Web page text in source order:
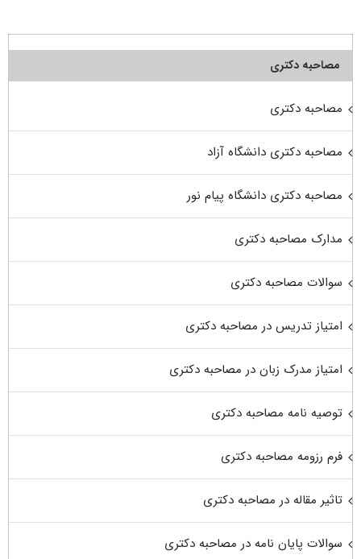
مصاحبه دکتری
مصاحبه دکتری
مصاحبه دکتری دانشگاه آزاد
مصاحبه دکتری دانشگاه پیام نور
مدارک مصاحبه دکتری
سوالات مصاحبه دکتری
امتیاز تدریس در مصاحبه دکتری
امتیاز مدرک زبان در مصاحبه دکتری
توصیه نامه مصاحبه دکتری
فرم رزومه مصاحبه دکتری
تاثیر مقاله در مصاحبه دکتری
سوالات پایان نامه در مصاحبه دکتری